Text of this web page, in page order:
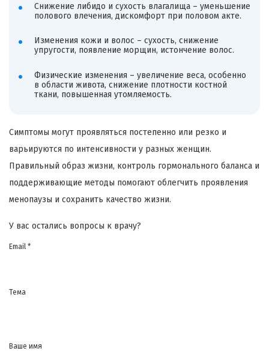
Снижение либидо и сухость влагалища – уменьшение
полового влечения, дискомфорт при половом акте.
Изменения кожи и волос – сухость, снижение
упругости, появление морщин, истончение волос.
Физические изменения – увеличение веса, особенно
в области живота, снижение плотности костной
ткани, повышенная утомляемость.
Симптомы могут проявляться постепенно или резко и
варьируются по интенсивности у разных женщин.
Правильный образ жизни, контроль гормонального баланса и
поддерживающие методы помогают облегчить проявления
менопаузы и сохранить качество жизни.
У вас остались вопросы к врачу?
Email *
Тема
Ваше имя